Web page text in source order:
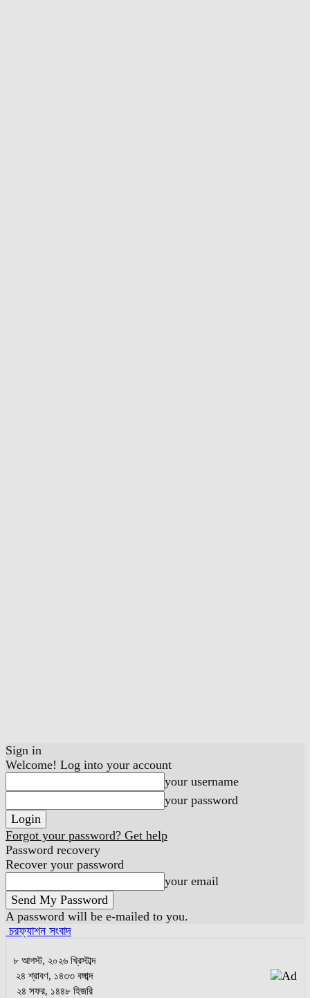
Sign in
Welcome! Log into your account
your username
your password
Forgot your password? Get help
Password recovery
Recover your password
your email
A password will be e-mailed to you.
চরফ্যাশন সংবাদ
৮ আগস্ট, ২০২৬ খ্রিস্টাব্দ
২৪ শ্রাবণ, ১৪৩৩ বঙ্গাব্দ
২৪ সফর, ১৪৪৮ হিজরি